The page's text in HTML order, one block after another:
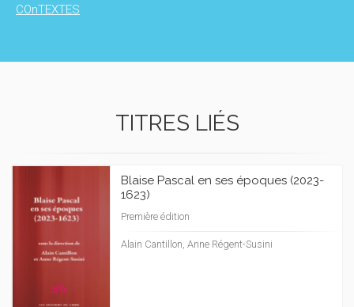
COnTEXTES
TITRES LIÉS
Blaise Pascal en ses époques (2023-
1623)
Première édition
Alain Cantillon, Anne Régent-Susini